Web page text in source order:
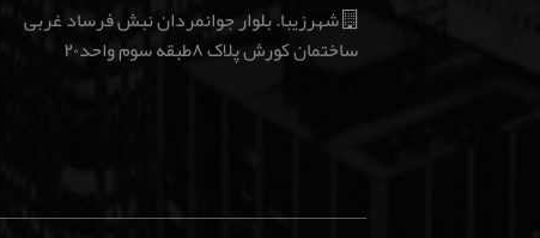
شهرزیبا. بلوار جوانمردان نبش فرساد غربی
ساختمان کورش پلاک ۸طبقه سوم واحد۲۰